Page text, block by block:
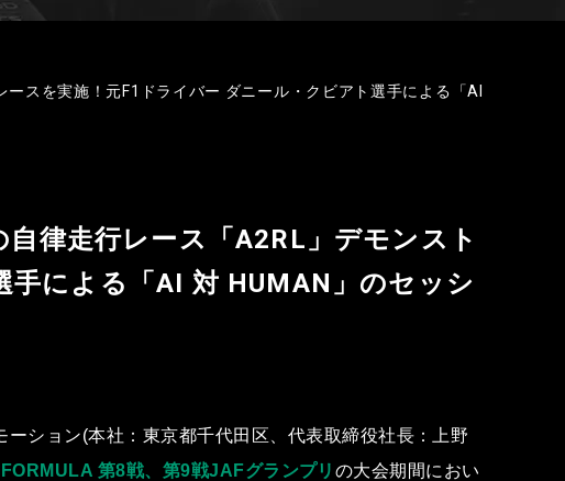
スを実施！元F1ドライバー ダニール・クビアト選⼿による「AI
律⾛⾏レース「A2RL」デモンスト
による「AI 対 HUMAN」のセッシ
ション(本社：東京都千代⽥区、代表取締役社⻑：上野
第8戦、第9戦JAFグランプリ の⼤会期間におい